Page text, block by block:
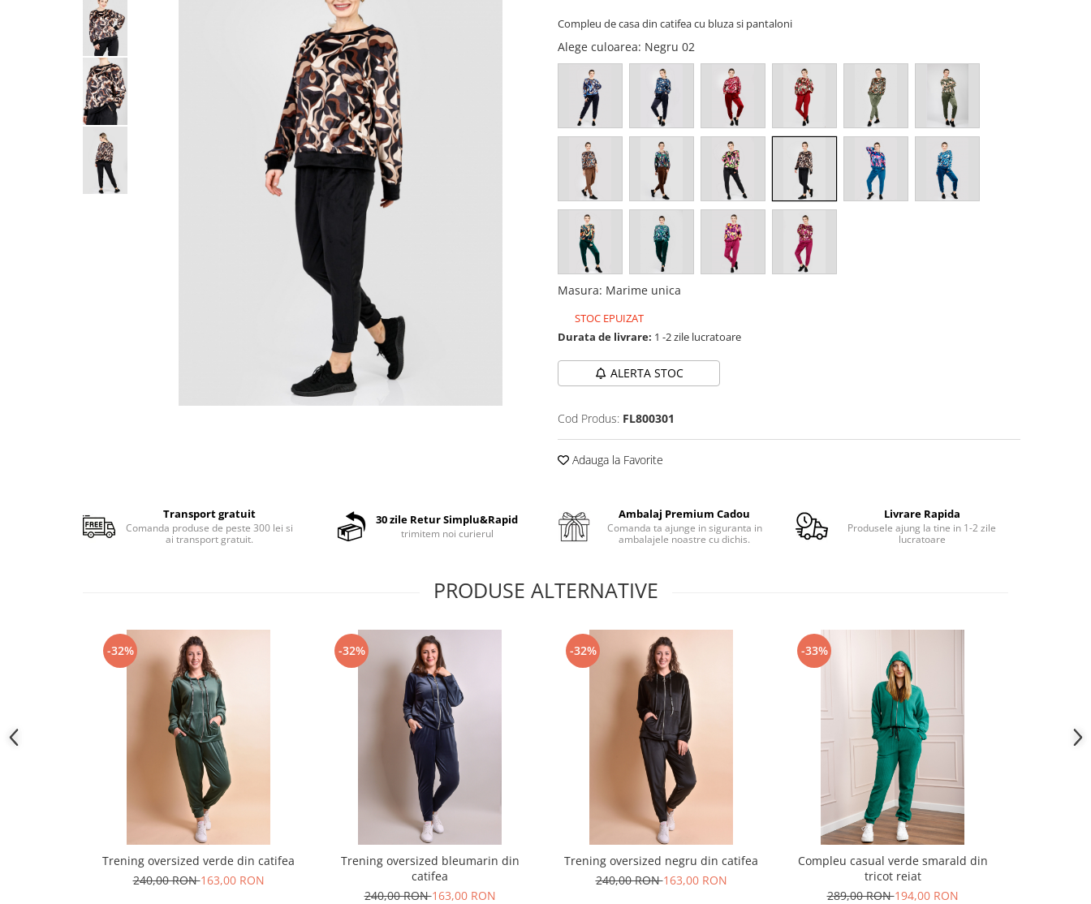
Compleu de casa din catifea cu bluza si pantaloni
Alege culoarea: Negru 02
Masura: Marime unica
STOC EPUIZAT
Durata de livrare: 1 -2 zile lucratoare
ALERTA STOC
Cod Produs: FL800301
Adauga la Favorite
Transport gratuit
Comanda produse de peste 300 lei si
ai transport gratuit.
30 zile Retur Simplu&Rapid
trimitem noi curierul
Ambalaj Premium Cadou
Comanda ta ajunge in siguranta in
ambalajele noastre cu dichis.
Livrare Rapida
Produsele ajung la tine in 1-2 zile
lucratoare
PRODUSE ALTERNATIVE
-32%
Trening oversized verde din catifea
240,00 RON163,00 RON
-32%
Trening oversized bleumarin din
catifea
240,00 RON163,00 RON
-32%
Trening oversized negru din catifea
240,00 RON163,00 RON
-33%
Compleu casual verde smarald din
tricot reiat
289,00 RON194,00 RON